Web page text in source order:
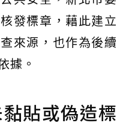
發標章，藉此建立
來源，也作為後續
據。
貼或偽造標